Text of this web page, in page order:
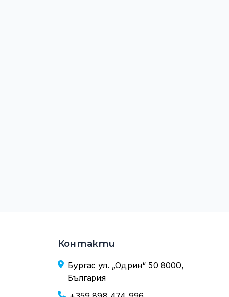
Контакти
Бургас ул. „Одрин“ 50 8000,
България